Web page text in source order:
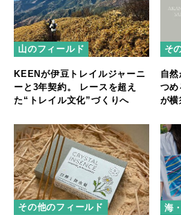
山のフィールド
KEENが伊豆トレイルジャーニ
ーと3年契約。 レースを超え
た“トレイル文化”づくりへ
そ
自
つ
が横
その他のフィールド 海